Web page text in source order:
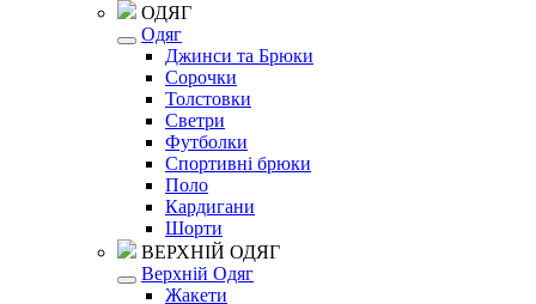
ОДЯГ
Одяг
Джинси та Брюки
Сорочки
Толстовки
Светри
Футболки
Спортивні брюки
Поло
Кардигани
Шорти
ВЕРХНІЙ ОДЯГ
Верхній Одяг
Жакети